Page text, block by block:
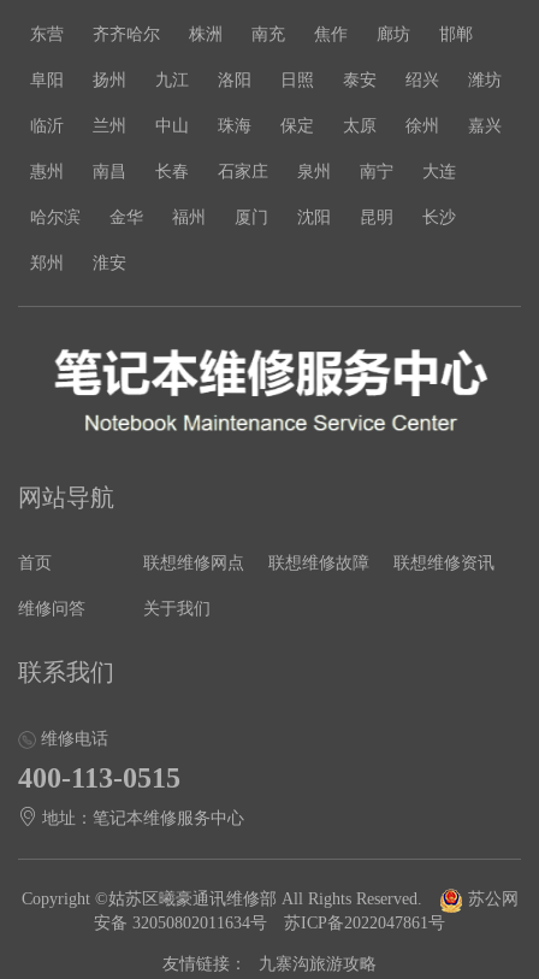
东营 齐齐哈尔 株洲 南充 焦作 廊坊 邯郸
阜阳 扬州 九江 洛阳 日照 泰安 绍兴 潍坊
临沂 兰州 中山 珠海 保定 太原 徐州 嘉兴
惠州 南昌 长春 石家庄 泉州 南宁 大连
哈尔滨 金华 福州 厦门 沈阳 昆明 长沙
郑州 淮安
网站导航
首页 联想维修网点 联想维修故障 联想维修资讯
维修问答 关于我们
联系我们
维修电话
400-113-0515
地址：笔记本维修服务中心
Copyright ©姑苏区曦豪通讯维修部 All Rights Reserved.
苏公网
安备 32050802011634号
苏ICP备2022047861号
友情链接： 九寨沟旅游攻略